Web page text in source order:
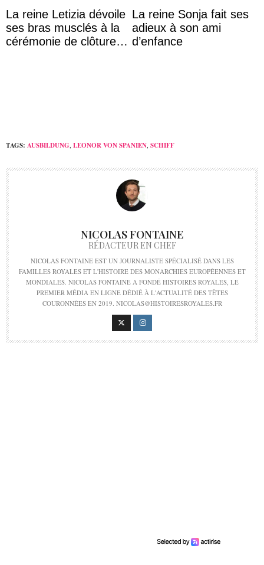
La reine Letizia dévoile
ses bras musclés à la
cérémonie de clôture
La reine Sonja fait ses
adieux à son ami
d’enfance
TAGS: AUSBILDUNG LEONOR VON SPANIEN SCHIFF
NICOLAS FONTAINE
RÉDACTEUR EN CHEF
NICOLAS FONTAINE EST UN JOURNALISTE SPÉCIALISÉ DANS LES
FAMILLES ROYALES ET L'HISTOIRE DES MONARCHIES EUROPÉENNES ET
MONDIALES. NICOLAS FONTAINE A FONDÉ HISTOIRES ROYALES, LE
PREMIER MÉDIA EN LIGNE DÉDIÉ À L'ACTUALITÉ DES TÊTES
COURONNÉES EN 2019. NICOLAS@HISTOIRESROYALES.FR